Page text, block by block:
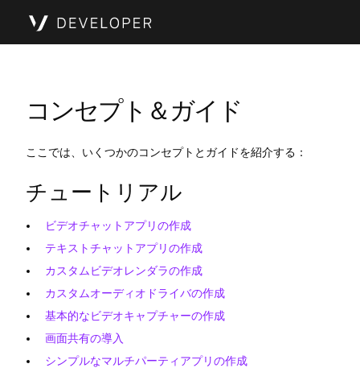
コンセプト＆ガイド
ここでは、いくつかのコンセプトとガイドを紹介する：
チュートリアル
ビデオチャットアプリの作成
テキストチャットアプリの作成
カスタムビデオレンダラの作成
カスタムオーディオドライバの作成
基本的なビデオキャプチャーの作成
画面共有の導入
シンプルなマルチパーティアプリの作成